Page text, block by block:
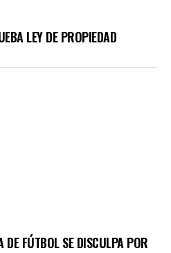
LEY DE PROPIEDAD
DE FÚTBOL SE DISCULPA POR